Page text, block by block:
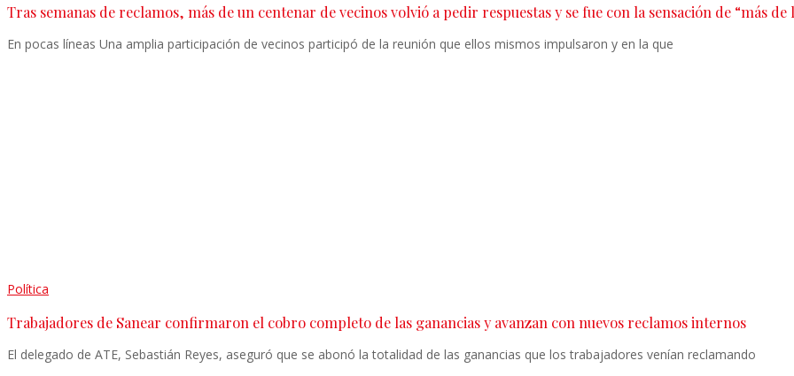
Tras semanas de reclamos, más de un centenar de vecinos volvió a pedir respuestas y se fue con la sensación de “más
En pocas líneas Una amplia participación de vecinos participó de la reunión que ellos mismos impulsaron y en la que
Política
Trabajadores de Sanear confirmaron el cobro completo de las ganancias y avanzan con nuevos reclamos internos
El delegado de ATE, Sebastián Reyes, aseguró que se abonó la totalidad de las ganancias que los trabajadores venían reclamando